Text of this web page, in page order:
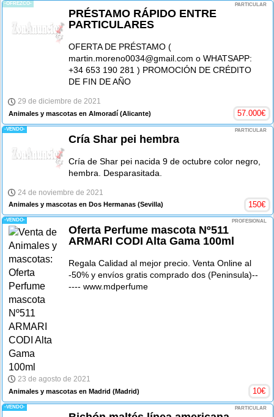
-OFREZCO- PARTICULAR
PRÉSTAMO RÁPIDO ENTRE
PARTICULARES
OFERTA DE PRÉSTAMO (
martin.moreno0034@gmail.com o WHATSAPP:
+34 653 190 281 ) PROMOCIÓN DE CRÉDITO
DE FIN DE AÑO
29 de diciembre de 2021
Animales y mascotas en Almoradí (Alicante) 57.000€
-VENDO- PARTICULAR
Cría Shar pei hembra
Cría de Shar pei nacida 9 de octubre color negro,
hembra. Desparasitada.
24 de noviembre de 2021
Animales y mascotas en Dos Hermanas (Sevilla) 150€
-VENDO- PROFESIONAL
Oferta Perfume mascota Nº511
ARMARI CODI Alta Gama 100ml
Regala Calidad al mejor precio. Venta Online al
-50% y envíos gratis comprado dos (Peninsula)--
---- www.mdperfume
23 de agosto de 2021
Animales y mascotas en Madrid (Madrid) 10€
-VENDO- PARTICULAR